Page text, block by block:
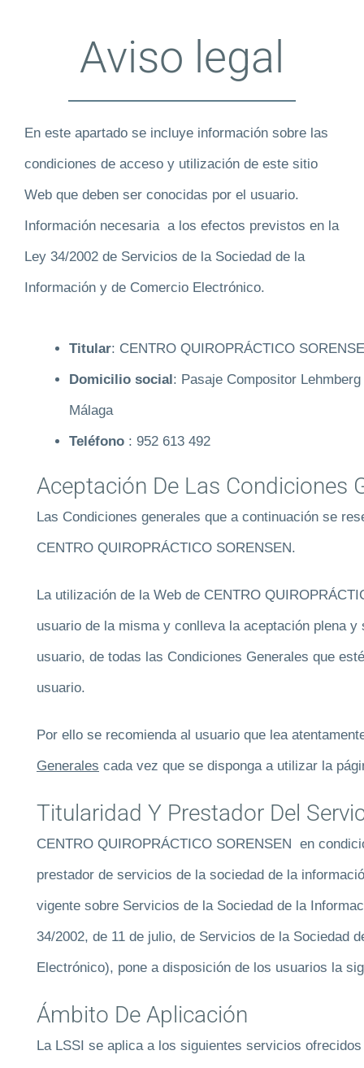
Contacto
FAQ
Aviso legal
En este apartado se incluye información sobre las
condiciones de acceso y utilización de este sitio
Web que deben ser conocidas por el usuario.
Información necesaria a los efectos previstos en la
Ley 34/2002 de Servicios de la Sociedad de la
Información y de Comercio Electrónico.
Titular: CENTRO QUIROPRÁCTICO
Domicilio social: Pasaje Compositor
Málaga
Teléfono : 952 613 492
Aceptación De Las Condiciones
Las Condiciones generales que a continuación se
CENTRO QUIROPRÁCTICO SORENSEN.
La utilización de la Web de CENTRO
usuario de la misma y conlleva la aceptación plena
usuario, de todas las Condiciones Generales que
usuario.
Por ello se recomienda al usuario que lea
Generales cada vez que se disponga a utilizar la
Titularidad Y Prestador Del
CENTRO QUIROPRÁCTICO SORENSEN en
prestador de servicios de la sociedad de la
vigente sobre Servicios de la Sociedad de la
34/2002, de 11 de julio, de Servicios de la Sociedad
Electrónico), pone a disposición de los usuarios la
Ámbito De Aplicación
La LSSI se aplica a los siguientes servicios